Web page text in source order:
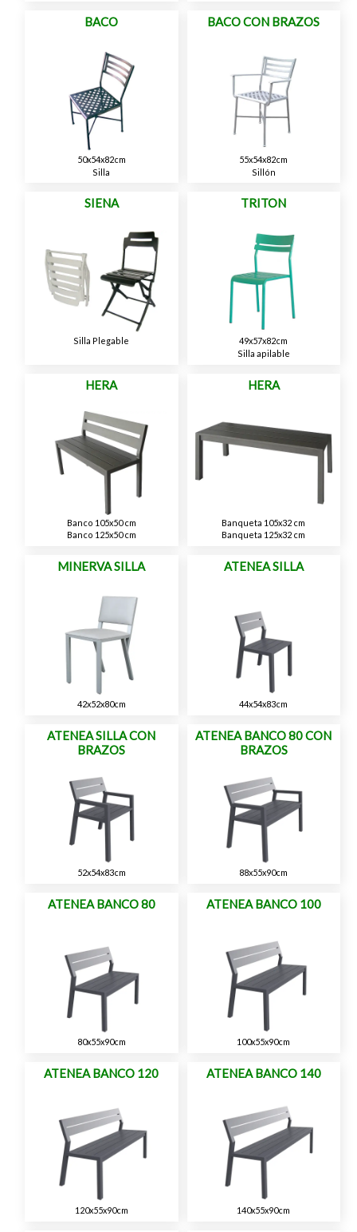
BACO
50x54x82cm
Silla
BACO CON BRAZOS
55x54x82cm
Sillón
SIENA
Silla Plegable
TRITON
49x57x82cm
Silla apilable
HERA
Banco 105x50 cm
Banco 125x50 cm
HERA
Banqueta 105x32 cm
Banqueta 125x32 cm
MINERVA SILLA
42x52x80cm
ATENEA SILLA
44x54x83cm
ATENEA SILLA CON
BRAZOS
52x54x83cm
ATENEA BANCO 80 CON
BRAZOS
88x55x90cm
ATENEA BANCO 80
80x55x90cm
ATENEA BANCO 100
100x55x90cm
ATENEA BANCO 120
120x55x90cm
ATENEA BANCO 140
140x55x90cm